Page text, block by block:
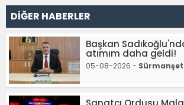
DİĞER HABERLER
Başkan
atımım daha geldi!
05-08-2026 - Sürmanşet